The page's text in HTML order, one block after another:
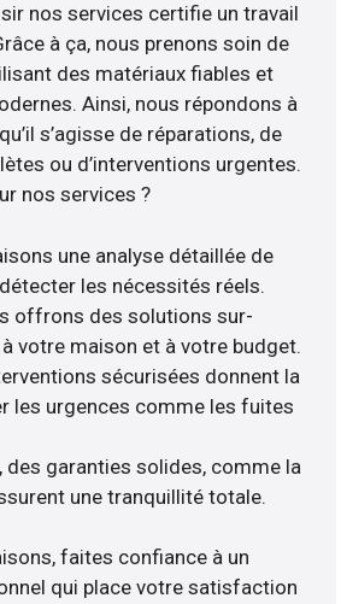
nos services certifie un travail
à ça, nous prenons soin de
des matériaux fiables et
Ainsi, nous répondons à
s’agisse de réparations, de
ou d’interventions urgentes.
nos services ?
une analyse détaillée de
les nécessités réels.
offrons des solutions sur-
votre maison et à votre budget.
sécurisées donnent la
les urgences comme les fuites
des garanties solides, comme la
une tranquillité totale.
faites confiance à un
qui place votre satisfaction